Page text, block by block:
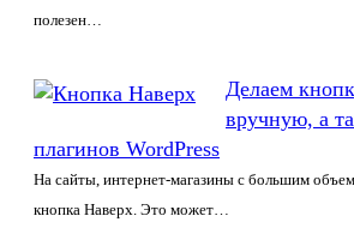
полезен…
Делаем
вручную, а
плагинов WordPress
На сайты, интернет-магазины с большим
кнопка Наверх. Это может…